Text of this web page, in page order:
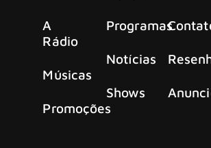
A
Rádio
Músicas
Promoções
Programas
Notícias
Shows